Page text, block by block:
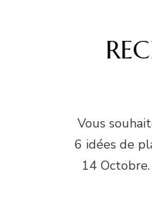
Vous
6 idées de
14